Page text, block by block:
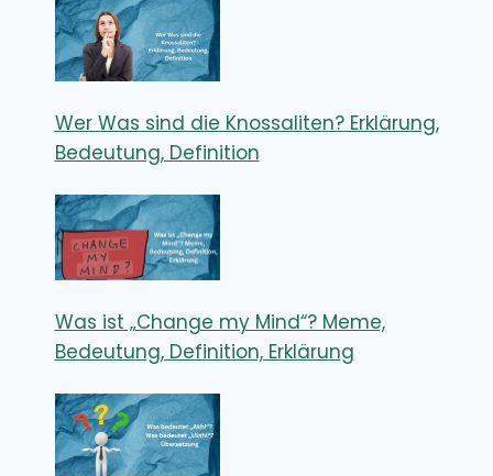
Wer Was sind die Knossaliten? Erklärung,
Bedeutung, Definition
Was ist „Change my Mind“? Meme,
Bedeutung, Definition, Erklärung